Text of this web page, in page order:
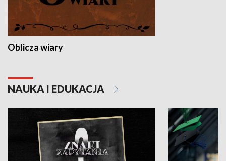
Oblicza wiary
NAUKA I EDUKACJA